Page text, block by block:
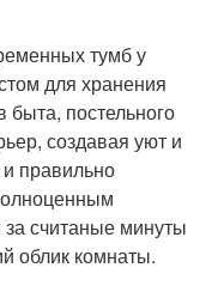
тумб у
для хранения
быта, постельного
создавая уют и
правильно
считаные минуты
облик комнаты.